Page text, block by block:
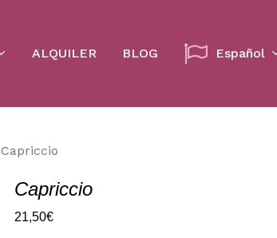
ALQUILER BLOG Español
Capriccio
Capriccio
21,50€